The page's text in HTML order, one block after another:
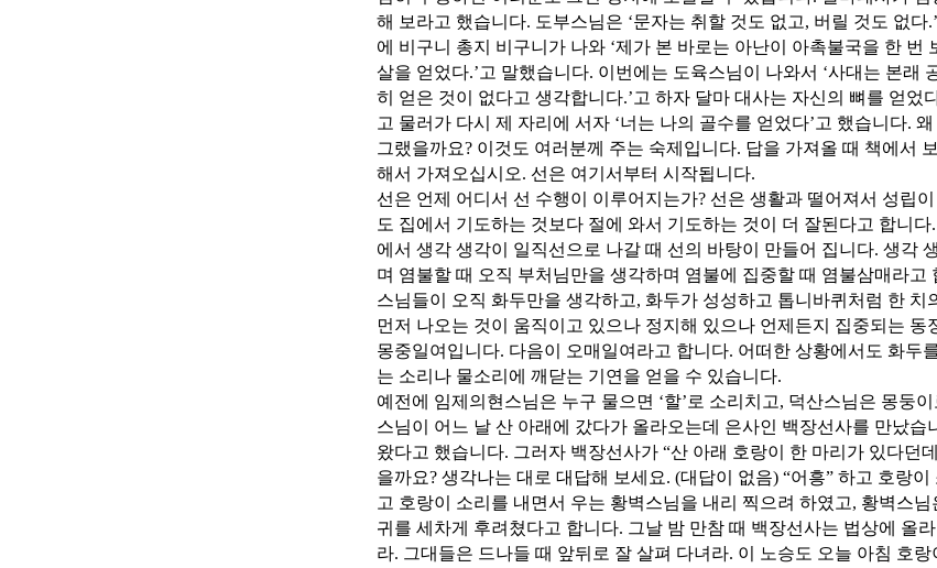
해 보라고 했습니다. 도부스님은 ‘문자는 취할 것도 없고, 버릴 것도 없
에 비구니 총지 비구니가 나와 ‘제가 본 바로는 아난이 아촉불국을 한 번
살을 얻었다.’고 말했습니다. 이번에는 도육스님이 나와서 ‘사대는 본
히 얻은 것이 없다고 생각합니다.’고 하자 달마 대사는 자신의 뼈를 얻
고 물러가 다시 제 자리에 서자 ‘너는 나의 골수를 얻었다’고 했습니다.
그랬을까요? 이것도 여러분께 주는 숙제입니다. 답을 가져올 때 책에서
해서 가져오십시오. 선은 여기서부터 시작됩니다.
선은 언제 어디서 선 수행이 이루어지는가? 선은 생활과 떨어져서 성립
도 집에서 기도하는 것보다 절에 와서 기도하는 것이 더 잘된다고 합니
에서 생각 생각이 일직선으로 나갈 때 선의 바탕이 만들어 집니다. 생각
며 염불할 때 오직 부처님만을 생각하며 염불에 집중할 때 염불삼매라
스님들이 오직 화두만을 생각하고, 화두가 성성하고 톱니바퀴처럼 한
먼저 나오는 것이 움직이고 있으나 정지해 있으나 언제든지 집중되는
몽중일여입니다. 다음이 오매일여라고 합니다. 어떠한 상황에서도 화두
는 소리나 물소리에 깨닫는 기연을 얻을 수 있습니다.
예전에 임제의현스님은 누구 물으면 ‘할’로 소리치고, 덕산스님은 몽둥
스님이 어느 날 산 아래에 갔다가 올라오는데 은사인 백장선사를 만났
왔다고 했습니다. 그러자 백장선사가 “산 아래 호랑이 한 마리가 있다던
을까요? 생각나는 대로 대답해 보세요. (대답이 없음) “어흥” 하고 호랑
고 호랑이 소리를 내면서 우는 황벽스님을 내리 찍으려 하였고, 황벽스
귀를 세차게 후려쳤다고 합니다. 그날 밤 만참 때 백장선사는 법상에 올
라. 그대들은 드나들 때 앞뒤로 잘 살펴 다녀라. 이 노승도 오늘 아침 호